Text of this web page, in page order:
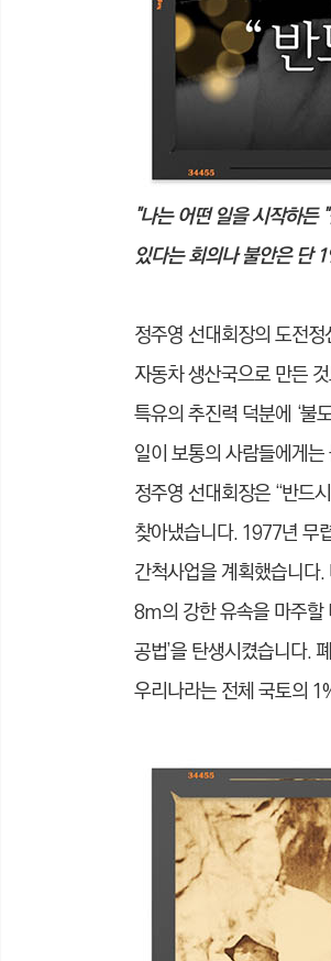
"나는 어떤 일을 시작하
있다는 회의나 불안은 단
정주영 선대회장의 도전
자동차 생산국으로 만든
특유의 추진력 덕분에 ‘불
일이 보통의 사람들에게
정주영 선대회장은 “반드
찾아냈습니다. 1977년 무
간척사업을 계획했습니다
8m의 강한 유속을 마주할
공법’을 탄생시켰습니다.
우리나라는 전체 국토의